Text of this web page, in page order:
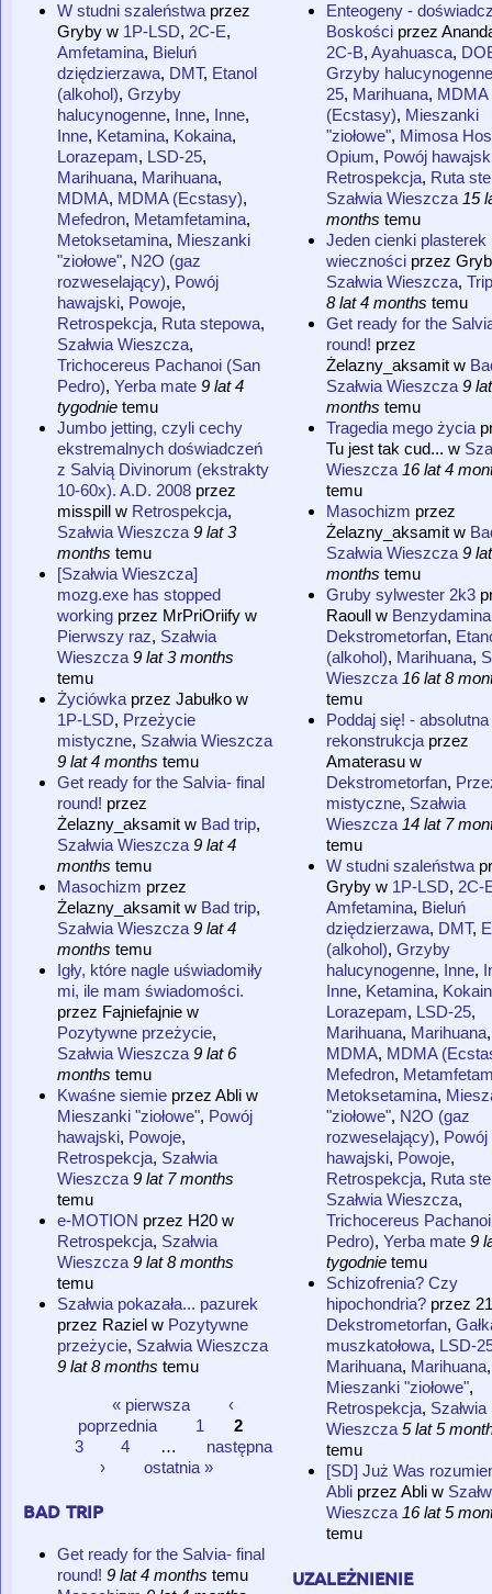
W studni szaleństwa przez
Gryby w 1P-LSD, 2C-E,
Amfetamina, Bieluń
dziędzierzawa, DMT, Etanol
(alkohol), Grzyby
halucynogenne, Inne, Inne,
Inne, Ketamina, Kokaina,
Lorazepam, LSD-25,
Marihuana, Marihuana,
MDMA, MDMA (Ecstasy),
Mefedron, Metamfetamina,
Metoksetamina, Mieszanki
"ziołowe", N2O (gaz
rozweselający), Powój
hawajski, Powoje,
Retrospekcja, Ruta stepowa,
Szałwia Wieszcza,
Trichocereus Pachanoi (San
Pedro), Yerba mate 9 lat 4
tygodnietemu
Jumbo jetting, czyli cechy
ekstremalnych doświadczeń
z Salvią Divinorum (ekstrakty
10-60x). A.D. 2008 przez
misspill w Retrospekcja,
Szałwia Wieszcza 9 lat 3
months temu
[Szałwia Wieszcza]
mozg.exe has stopped
working przez MrPriOriify w
Pierwszy raz, Szałwia
Wieszcza 9 lat 3 months
temu
Życiówka przez Jabułko w
1P-LSD, Przeżycie
mistyczne, Szałwia Wieszcza
9 lat 4 months temu
Get ready for the Salvia- final
round! przez
Żelazny_aksamit w Bad trip,
Szałwia Wieszcza 9 lat 4
months temu
Masochizm przez
Żelazny_aksamit w Bad trip,
Szałwia Wieszcza 9 lat 4
months temu
Igły, które nagle uświadomiły
mi, ile mam świadomości.
przez Fajniefajnie w
Pozytywne przeżycie,
Szałwia Wieszcza 9 lat 6
months temu
Kwaśne siemie przez Abli w
Mieszanki "ziołowe", Powój
hawajski, Powoje,
Retrospekcja, Szałwia
Wieszcza 9 lat 7 months
temu
e-MOTION przez H20 w
Retrospekcja, Szałwia
Wieszcza 9 lat 8 months
temu
Szałwia pokazała... pazurek
przez Raziel w Pozytywne
przeżycie, Szałwia Wieszcza
9 lat 8 months temu
Strony
« pierwsza
‹
poprzednia
1
2
3
4 …
następna
›
ostatnia »
bad trip
Get ready for the Salvia- final
round! 9 lat 4 months temu
Enteogeny -
Boskości przez
2C-B, Ayahuasca,
Grzyby halucynogenne
25, Marihuana, MDMA
(Ecstasy), Mieszanki
"ziołowe", Mimosa
Opium, Powój
Retrospekcja, Ruta
Szałwia Wieszcza 15
months temu
Jeden cienki plasterek
wieczności przez
Szałwia Wieszcza,
8 lat 4 months temu
Get ready for the
round! przez
Żelazny_aksamit w
Szałwia Wieszcza 9
months temu
Tragedia mego życia
Tu jest tak cud... w
Wieszcza 16 lat 4
temu
Masochizm przez
Żelazny_aksamit w
Szałwia Wieszcza 9
months temu
Gruby sylwester 2k3
Raoull w Benzydamina
Dekstrometorfan,
(alkohol), Marihuana,
Wieszcza 16 lat 8
temu
Poddaj się! - absolutna
rekonstrukcja przez
Amaterasu w
Dekstrometorfan,
mistyczne, Szałwia
Wieszcza 14 lat 7
temu
W studni szaleństwa
Gryby w 1P-LSD, 2C-
Amfetamina, Bieluń
dziędzierzawa, DMT,
(alkohol), Grzyby
halucynogenne, Inne,
Inne, Ketamina,
Lorazepam, LSD-25,
Marihuana, Marihuana,
MDMA, MDMA
Mefedron,
Metoksetamina,
"ziołowe", N2O (gaz
rozweselający), Powój
hawajski, Powoje,
Retrospekcja, Ruta
Szałwia Wieszcza,
Trichocereus
Pedro), Yerba mate 9
tygodnietemu
Schizofrenia? Czy
hipochondria? przez
Dekstrometorfan,
muszkatołowa, LSD-
Marihuana, Marihuana,
Mieszanki "ziołowe",
Retrospekcja, Szałwia
Wieszcza 5 lat 5
temu
[SD] Już Was
Abli przez Abli w
Wieszcza 16 lat 5
temu
uzależnienie